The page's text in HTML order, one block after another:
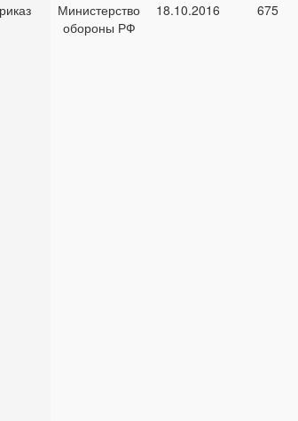
Министерство
обороны РФ
18.10.2016 675